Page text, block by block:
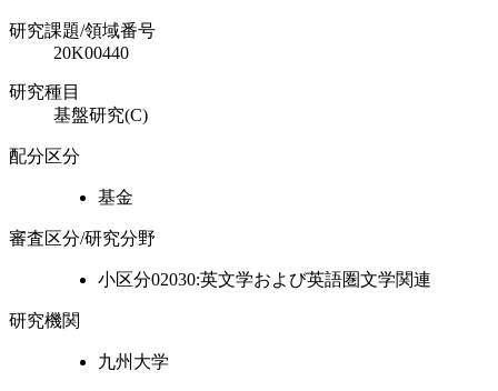
研究課題/領域番号
20K00440
研究種目
基盤研究(C)
配分区分
基金
審査区分/研究分野
小区分02030:英文学および英語圏文学関連
研究機関
九州大学